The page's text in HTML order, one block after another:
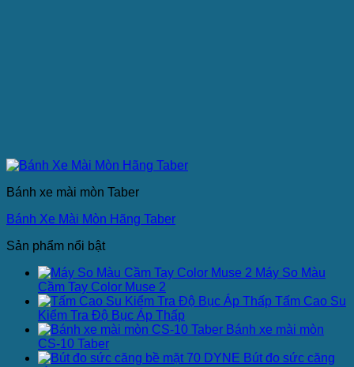
Bánh xe mài mòn Taber
Bánh Xe Mài Mòn Hãng Taber
Sản phẩm nổi bật
Máy So Màu
Cầm Tay Color Muse 2
Tấm Cao Su
Kiểm Tra Độ Bục Áp Thấp
Bánh xe mài mòn
CS-10 Taber
Bút đo sức căng